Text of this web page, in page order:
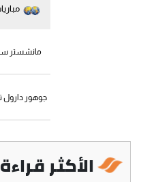
الأكثر قراءة